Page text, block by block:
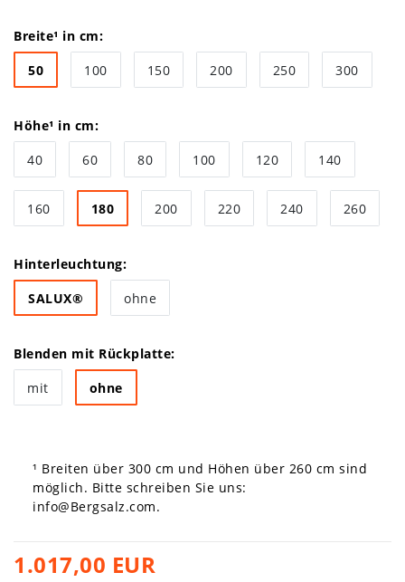
Breite¹ in cm:
50
100 150 200 250 300
Höhe¹ in cm:
40
60 80 100 120 140
160 180 200 220 240 260
Hinterleuchtung:
SALUX®
ohne
Blenden mit Rückplatte:
mit
ohne
¹ Breiten über 300 cm und Höhen über 260 cm sind
möglich. Bitte schreiben Sie uns:
info@Bergsalz.com.
1.017,00 EUR